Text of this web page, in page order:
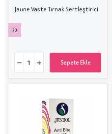
Jaune Vaste Tırnak Sertleştirici
20
Sepete Ekle